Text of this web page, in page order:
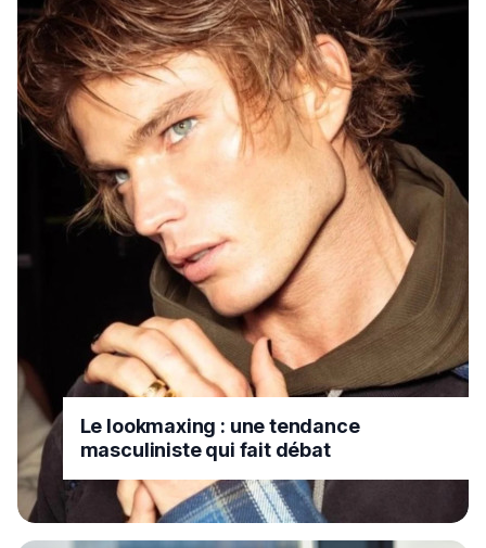
Le lookmaxing : une tendance
masculiniste qui fait débat